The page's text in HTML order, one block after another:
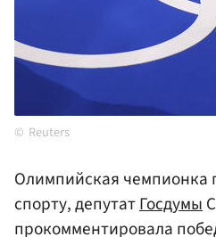
Reuters
Олимпийская чемпионка
спорту, депутатГосдумы
прокомментировала